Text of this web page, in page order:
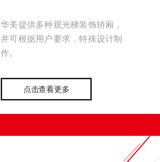
华美提供多种观光梯装饰轿厢，
并可根据用户要求，特殊设计制
作。
点击查看更多